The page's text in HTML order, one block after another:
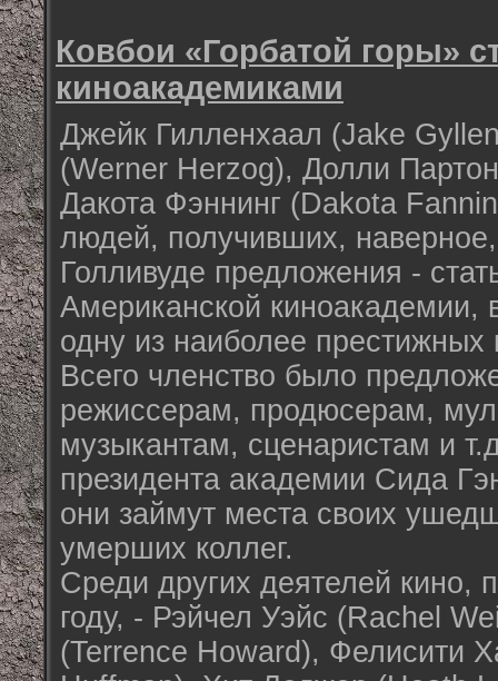
Ковбои «Горбатой горы»
киноакадемиками
Джейк Гилленхаал (Jake
(Werner Herzog), Долли
Дакота Фэннинг (Dakota
людей, получивших,
Голливуде предложения -
Американской
одну из наиболее престижных
Всего членство было
режиссерам, продюсерам,
музыкантам, сценаристам и
президента академии Сида
они займут места своих
умерших коллег.
Среди других деятелей кино,
году, - Рэйчел Уэйс (Rachel
(Terrence Howard), Фелисити